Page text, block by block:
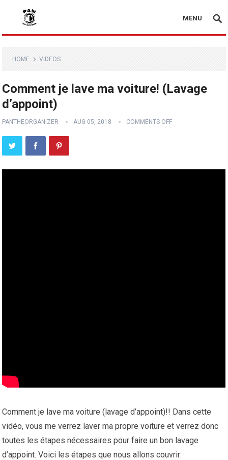
MENU
HOME VIDEOS
Comment je lave ma voiture! (Lavage
d’appoint)
PANTHEORGANIZER AUG 05, 2018 COMMENTS OFF
Comment je lave ma voiture (lavage d’appoint)!! Dans cette
vidéo, vous me verrez laver ma propre voiture et verrez donc
toutes les étapes nécessaires pour faire un bon lavage
d’appoint. Voici les étapes que nous allons couvrir: